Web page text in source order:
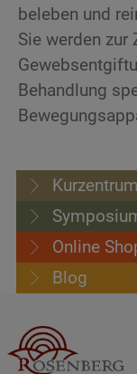
beleben und
Sie werden zur
Behandlung
Kurzentrum
Online
Blog